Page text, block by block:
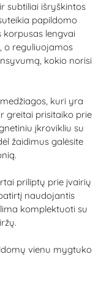
subtiliai išryškintos
papildomo
lengvai
o reguliuojamos
kokio norisi
kuri yra
greitai prisitaiko prie
įkrovikliu su
žaidimus galėsite
priliptų prie įvairių
naudojantis
komplektuoti su
vienu mygtuko